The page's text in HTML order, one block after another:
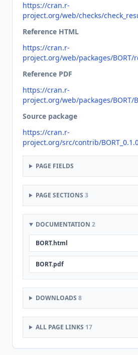
https://cran.r-
project.org/web/checks/
Reference HTML
https://cran.r-
project.org/web/packages/BORT/
Reference PDF
https://cran.r-
project.org/web/packages/BORT/
Source package
https://cran.r-
project.org/src/contrib/
PAGE FIELDS
PAGE SECTIONS 3
DOCUMENTATION 2
BORT.html
BORT.pdf
DOWNLOADS 8
ALL PAGE LINKS 17